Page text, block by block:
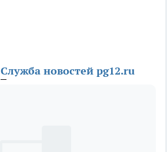
Служба новостей pg12.ru